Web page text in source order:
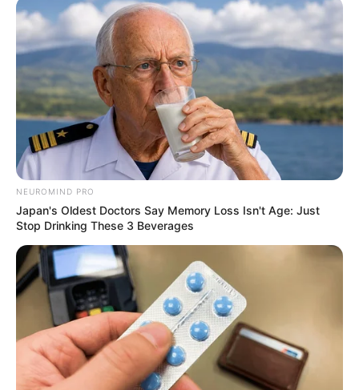
NEUROMIND PRO
Japan's Oldest Doctors Say Memory Loss Isn't Age: Just
Stop Drinking These 3 Beverages